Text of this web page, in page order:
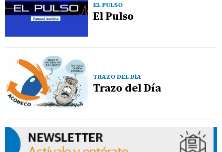
EL PULSO
El Pulso
TRAZO DEL DÍA
Trazo del Día